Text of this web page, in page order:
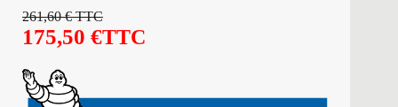
261,60€TTC
175,50 €TTC